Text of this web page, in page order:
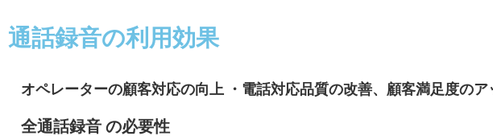
通話録音の利用効果
オペレーターの顧客対応の向上 ・電話対応品質の改善、顧客満足度の
全通話録音 の必要性